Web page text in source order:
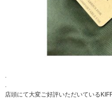
.
.
店頭にて大変ご好評いただいている